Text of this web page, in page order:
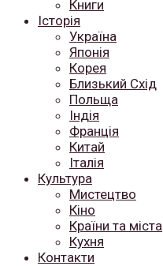
Книги
Історія
Україна
Японія
Корея
Близький Схід
Польща
Індія
Франція
Китай
Італія
Культура
Мистецтво
Кіно
Країни та міста
Кухня
Контакти